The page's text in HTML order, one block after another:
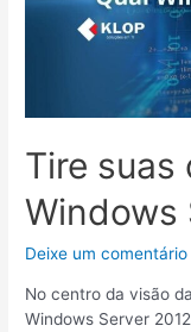
Tire suas
Windows
Deixe um comentário
No centro da visão
Windows Server
Server
utilizar!